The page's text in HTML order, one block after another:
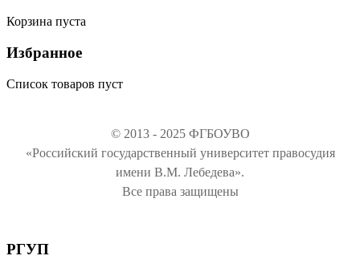
Корзина пуста
Избранное
Список товаров пуст
© 2013 - 2025 ФГБОУВО
«Российский государственный университет правосудия
имени В.М. Лебедева».
Все права защищены
РГУП